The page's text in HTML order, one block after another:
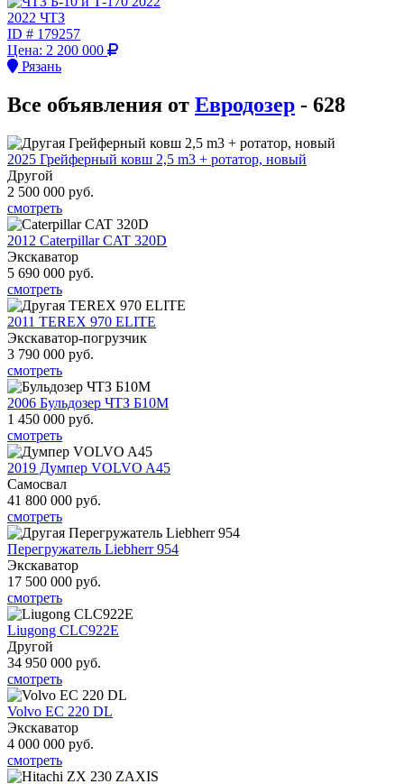
2022 ЧТЗ
ID # 179257
Цена: 2 200 000
Рязань
Все объявления от Евродозер - 628
2025 Грейферный ковш 2,5 m3 + ротатор, новый
Другой
2 500 000 руб.
смотреть
2012 Caterpillar CAT 320D
Экскаватор
5 690 000 руб.
смотреть
2011 TEREX 970 ELITE
Экскаватор-погрузчик
3 790 000 руб.
смотреть
2006 Бульдозер ЧТЗ Б10М
1 450 000 руб.
смотреть
2019 Думпер VOLVO A45
Самосвал
41 800 000 руб.
смотреть
Перегружатель Liebherr 954
Экскаватор
17 500 000 руб.
смотреть
Liugong CLC922E
Другой
34 950 000 руб.
смотреть
Volvo EC 220 DL
Экскаватор
4 000 000 руб.
смотреть